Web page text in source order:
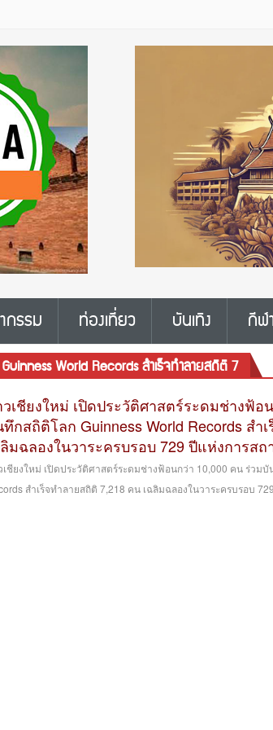
รรม ท่องเที่ยว บันเทิง กีฬ
World Records สำเร็จทำลายสถิติ 7
เชียงใหม่ เปิดประวัติศาสตร์ระดมช่างฟ้อ
กสถิติโลก Guinness World Records สำ
มฉลองในวาระครบรอบ 729 ปีแห่งการสถ
เชียงใหม่ เปิดประวัติศาสตร์ระดมช่างฟ้อนกว่า 10,000 คน ร่วมบั
สำเร็จทำลายสถิติ 7,218 คน เฉลิมฉลองในวาระครบรอบ